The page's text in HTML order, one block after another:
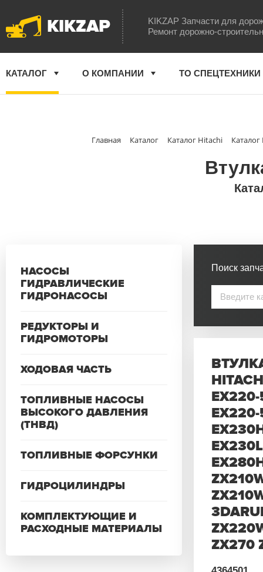
KIKZAP
KIKZAP Запчасти для
Ремонт дорожно-
КАТАЛОГ О КОМПАНИИ ТО СПЕЦТЕХНИКИ
Главная Каталог Каталог Hitachi
НАСОСЫ
ГИДРАВЛИЧЕСКИЕ
ГИДРОНАСОСЫ
РЕДУКТОРЫ И
ГИДРОМОТОРЫ
ХОДОВАЯ ЧАСТЬ
ТОПЛИВНЫЕ НАСОСЫ
ВЫСОКОГО ДАВЛЕНИЯ
(ТНВД)
ТОПЛИВНЫЕ ФОРСУНКИ
ГИДРОЦИЛИНДРЫ
КОМПЛЕКТУЮЩИЕ И
РАСХОДНЫЕ МАТЕРИАЛЫ
Поиск
ZX270